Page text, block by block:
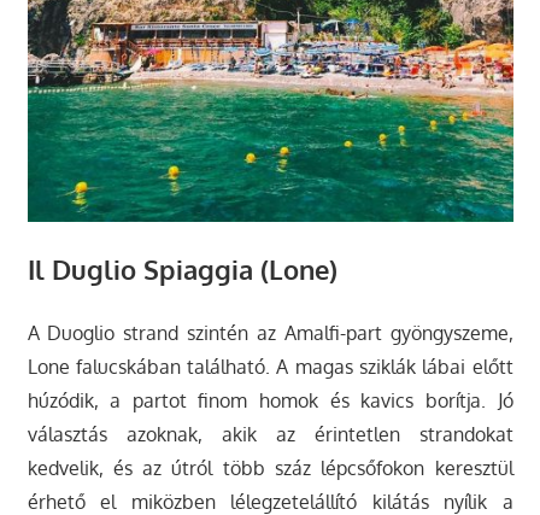
Il Duglio Spiaggia (Lone)
A Duoglio strand szintén az Amalfi-part gyöngyszeme,
Lone falucskában található. A magas sziklák lábai előtt
húzódik, a partot finom homok és kavics borítja. Jó
választás azoknak, akik az érintetlen strandokat
kedvelik, és az útról több száz lépcsőfokon keresztül
érhető el miközben lélegzetelállító kilátás nyílik a